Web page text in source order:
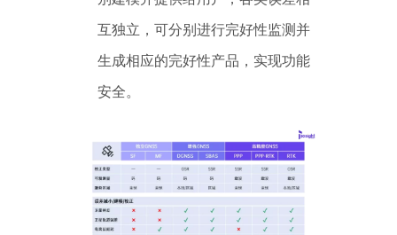
互独立，可分别进行完好性监测并
生成相应的完好性产品，实现功能
安全。